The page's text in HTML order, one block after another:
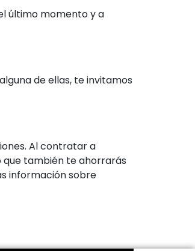
último momento y a
de ellas, te invitamos
Al contratar a
que también te ahorrarás
información sobre